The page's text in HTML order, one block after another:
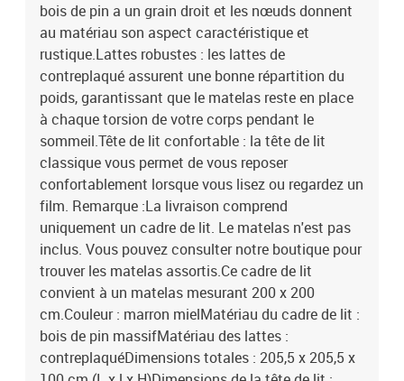
bois de pin a un grain droit et les nœuds donnent
au matériau son aspect caractéristique et
rustique.Lattes robustes : les lattes de
contreplaqué assurent une bonne répartition du
poids, garantissant que le matelas reste en place
à chaque torsion de votre corps pendant le
sommeil.Tête de lit confortable : la tête de lit
classique vous permet de vous reposer
confortablement lorsque vous lisez ou regardez un
film. Remarque :La livraison comprend
uniquement un cadre de lit. Le matelas n'est pas
inclus. Vous pouvez consulter notre boutique pour
trouver les matelas assortis.Ce cadre de lit
convient à un matelas mesurant 200 x 200
cm.Couleur : marron mielMatériau du cadre de lit :
bois de pin massifMatériau des lattes :
contreplaquéDimensions totales : 205,5 x 205,5 x